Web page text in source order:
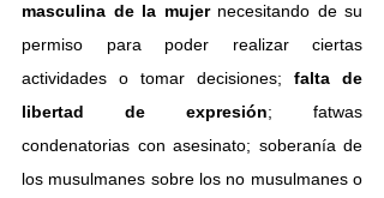
masculina de la mujer necesitando de su
permiso para poder realizar ciertas
actividades o tomar decisiones; falta de
libertad de expresión; fatwas
condenatorias con asesinato; soberanía de
los musulmanes sobre los no musulmanes o